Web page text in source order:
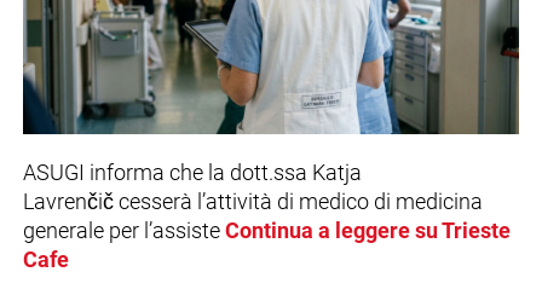
ASUGI informa che la dott.ssa Katja
Lavrenčič cesserà l’attività di medico di medicina
generale per l’assiste Continua a leggere su Trieste
Cafe